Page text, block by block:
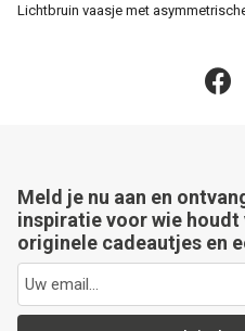
Lichtbruin vaasje met
Meld je nu aan en
inspiratie voor wie houdt
originele cadeautjes en